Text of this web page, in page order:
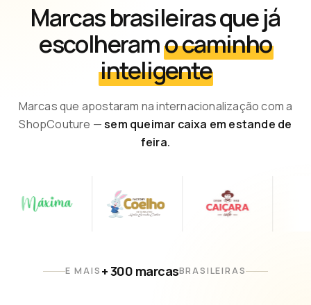
Marcas brasileiras que já
escolheramo caminho
inteligente
Marcas que apostaram na internacionalização com a
ShopCouture —sem queimar caixa em estande de
feira.
E MAIS + 300 marcasBRASILEIRAS